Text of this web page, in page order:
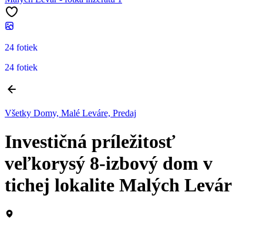
24 fotiek
24 fotiek
Všetky Domy, Malé Leváre, Predaj
Investičná príležitosť
veľkorysý 8-izbový dom v
tichej lokalite Malých Levár